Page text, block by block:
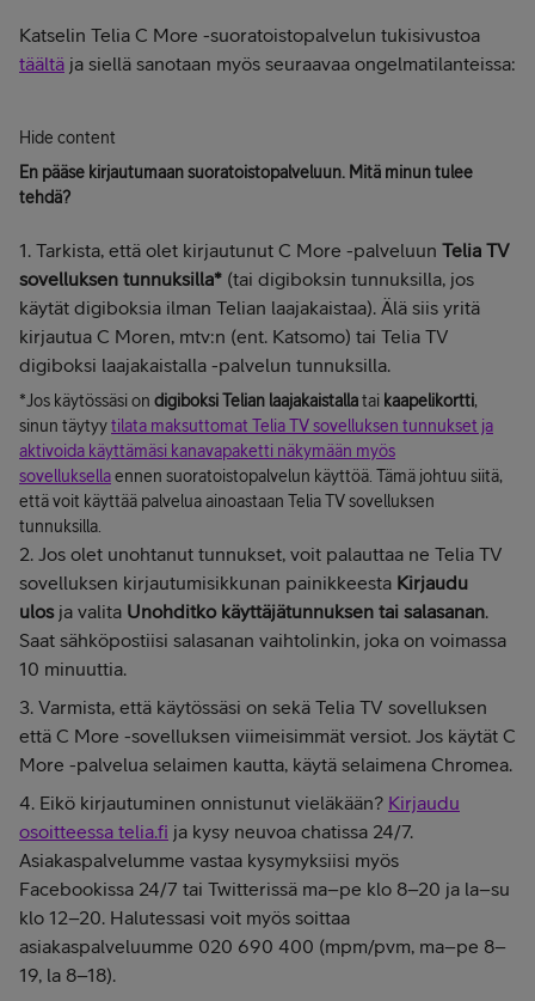
Katselin Telia C More -suoratoistopalvelun tukisivustoa
täältä ja siellä sanotaan myös seuraavaa ongelmatilanteissa:
Hide content
En pääse kirjautumaan suoratoistopalveluun. Mitä minun tulee
tehdä?
1. Tarkista, että olet kirjautunut C More -palveluun Telia TV
sovelluksen tunnuksilla* (tai digiboksin tunnuksilla, jos
käytät digiboksia ilman Telian laajakaistaa). Älä siis yritä
kirjautua C Moren, mtv:n (ent. Katsomo) tai Telia TV
digiboksi laajakaistalla -palvelun tunnuksilla.
*Jos käytössäsi on digiboksi Telian laajakaistallatai kaapelikortti,
sinun täytyytilata maksuttomat Telia TV sovelluksen tunnukset ja
aktivoida käyttämäsi kanavapaketti näkymään myös
sovelluksellaennen suoratoistopalvelun käyttöä. Tämä johtuu siitä,
että voit käyttää palvelua ainoastaan Telia TV sovelluksen
tunnuksilla.
2. Jos olet unohtanut tunnukset, voit palauttaa ne Telia TV
sovelluksen kirjautumisikkunan painikkeesta Kirjaudu
ulos ja valita Unohditko käyttäjätunnuksen tai salasanan.
Saat sähköpostiisi salasanan vaihtolinkin, joka on voimassa
10 minuuttia.
3. Varmista, että käytössäsi on sekä Telia TV sovelluksen
että C More -sovelluksen viimeisimmät versiot. Jos käytät C
More -palvelua selaimen kautta, käytä selaimena Chromea.
4. Eikö kirjautuminen onnistunut vieläkään? Kirjaudu
osoitteessa telia.fi ja kysy neuvoa chatissa 24/7.
Asiakaspalvelumme vastaa kysymyksiisi myös
Facebookissa 24/7 tai Twitterissä ma–pe klo 8–20 ja la–su
klo 12–20. Halutessasi voit myös soittaa
asiakaspalveluumme 020 690 400 (mpm/pvm, ma–pe 8–
19, la 8–18).